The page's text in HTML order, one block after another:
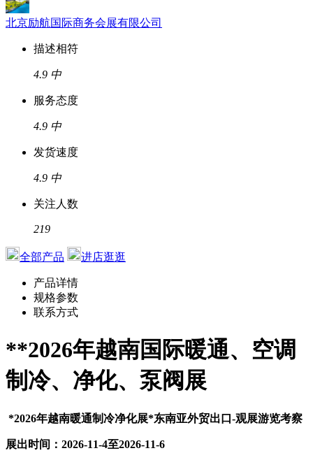
北京励航国际商务会展有限公司
描述相符
4.9 中
服务态度
4.9 中
发货速度
4.9 中
关注人数
219
全部产品 进店逛逛
产品详情
规格参数
联系方式
**2026年越南国际暖通、空调
制冷、 净化、泵阀展
*2026年越南暖通制冷净化展*东南亚外贸出口-观展游览考察
展出时间： 2026-11-4至2026-11-6